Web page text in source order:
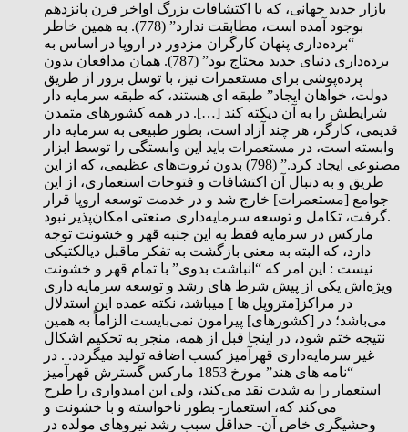
بازار جدید جهانی، که با اکتشافات بزرگ اواخر قرن پانزدهم
بوجود آمده است، مطابقت ندارد” (778). به همین خاطر
“برده‌داری پنهان کارگران مزدور در اروپا در اساس به
برده‌داری دنیای جدید محتاج بود” (787). همان مدافعان بدون
پرده‌پوشی برای مستعمرات نیز، با توسل بزور از طریق
دولت، خواهان ایجاد” طبقه ای هستند، که طبقه سرمایه دار
شرایطش را به آن دیکته کند […]. در همه کشورهای متمدن
قدیمی، کارگر، هر چند آزاد است، بطور طبیعی به سرمایه دار
وابسته است، در مستعمرات باید این وابستگی را توسط ابزار
مصنوعی ایجاد کرد.” (798) بدون ثروت‌های عظیمی، که از این
طریق و به دنبال آن اکتشافات و فتوحات استعماری، از این
جوامع [مستعمرات] خارج شد و در خدمت توسعه اروپا قرار
گرفت، تکامل و توسعه سرمایه‌داری صنعتی امکان‌پذير نبود.
مارکس در سرمایه فقط به این جنبه قهر و خشونت توجه
دارد، که البته به معنی بازگشت به تفکر ماقبل دیالکتیکی
نیست : این امر که “انباشت بدوی” با تمام قهر و خشونت
ویژه‌اش یکی از پیش شرط های رشد و توسعه سرمایه داری
در مراکز[متروپل ها ] میباشد، نکته عمده این استدلال
می‌باشد؛ در [کشورهای] پیرامون نمی‌بایست الزاماً به همین
نتیجه ختم شود، در اینجا قبل از همه، منجر به تحکیم اشکال
غیر سرمایه‌داری قهرآمیز کسب اضافه تولید میگردد. . در
“نامه های هند” مورخ 1853 مارکس گسترش قهرآمیز
استعمار را به شدت نقد می‌کند، ولی این امیدواری را طرح
می‌کند که، استعمار- بطور ناخواسته و با خشونت و
وحشیگری خاص آن- حداقل سبب رشد نیروهای مولده در